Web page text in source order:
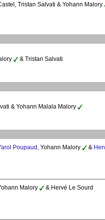
Tristan Salvati & Yohann Malory
& Tristan Salvati
& Yohann Malala Malory
Poupaud , Yohann Malory &
Malory & Hervé Le Sourd